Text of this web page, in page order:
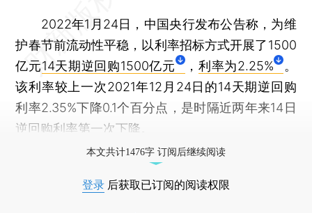
2022年1月24日，中国央行发布公告称，为维
护春节前流动性平稳，以利率招标方式开展了1500
亿元14天期逆回购1500亿元 ， 利率为2.25%
。
该利率较上一次2021年12月24日的14天期逆回购
利率2.35%下降0.1个百分点，是时隔近两年来14日
逆回购利率第一次下降。
本文共计1476字 订阅后继续阅读
登录 后获取已订阅的阅读权限